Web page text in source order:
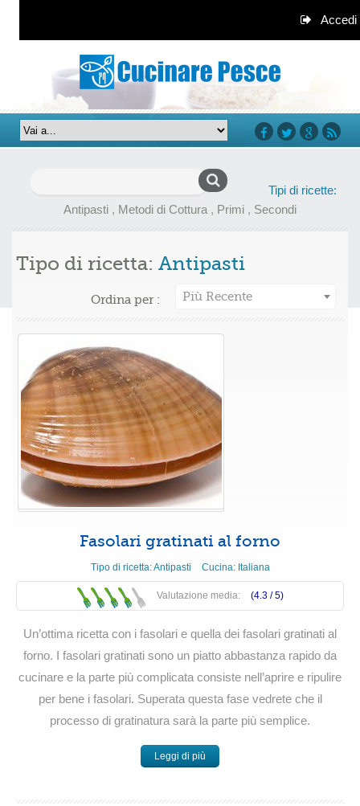
Accedi
Tipi di ricette:
Antipasti , Metodi di Cottura , Primi , Secondi
Tipo di ricetta: Antipasti
Ordina per : Più Recente
Fasolari gratinati al forno
Tipo di ricetta:Antipasti Cucina: Italiana
Valutazione media: (4.3 /5)
Un’ottima ricetta con i fasolari e quella dei fasolari gratinati al
forno. I fasolari gratinati sono un piatto abbastanza rapido da
cucinare e la parte più complicata consiste nell’aprire e ripulire
per bene i fasolari. Superata questa fase vedrete che il
processo di gratinatura sarà la parte più semplice.
Leggi di più